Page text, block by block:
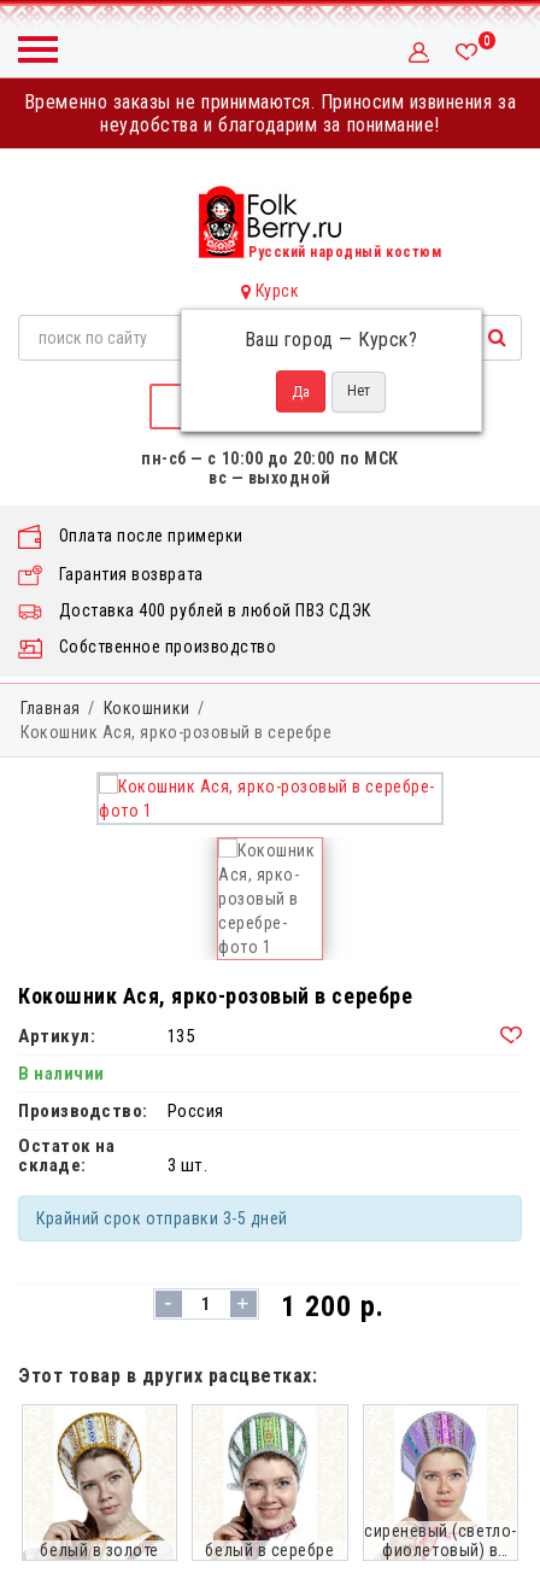
Временно заказы не принимаются. Приносим извинения за
неудобства и благодарим за понимание!
0
Русский народный костюм
Курск
Ваш город — Курск?
НАПИСАТЬ НАМ
пн-сб — с 10:00 до 20:00 по МСК
вс — выходной
Собственное производство
Оплата после примерки
Гарантия возврата
Доставка 400 рублей в любой ПВЗ СДЭК
Главная
Кокошники
Кокошник Ася, ярко-розовый в серебре
Кокошник Ася, ярко-розовый в серебре
Артикул:
135
В наличии
Производство:
Россия
Остаток на
складе:
3 шт.
Крайний срок отправки 3-5 дней
- + 1 200 р.
Этот товар в других расцветках:
белый в золоте белый в серебре
сиреневый (светло-
фиолетовый) в